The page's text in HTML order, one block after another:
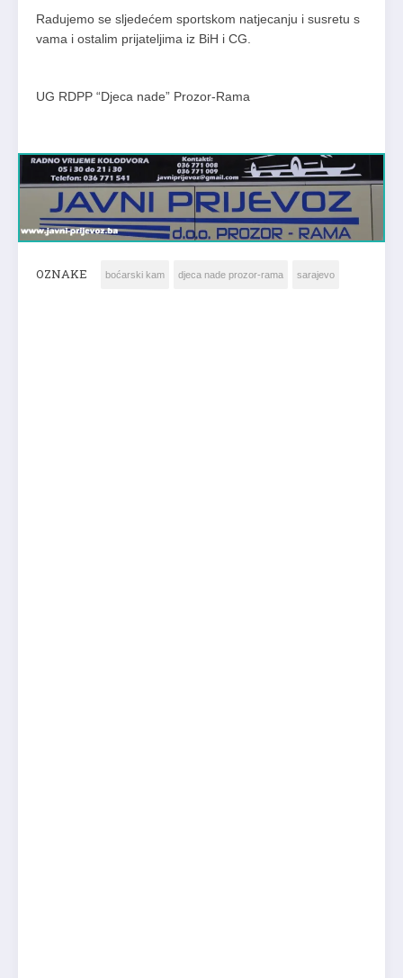
Radujemo se sljedećem sportskom natjecanju i susretu s
vama i ostalim prijateljima iz BiH i CG.
UG RDPP “Djeca nade” Prozor-Rama
OZNAKE boćarski kam djeca nade prozor-rama sarajevo